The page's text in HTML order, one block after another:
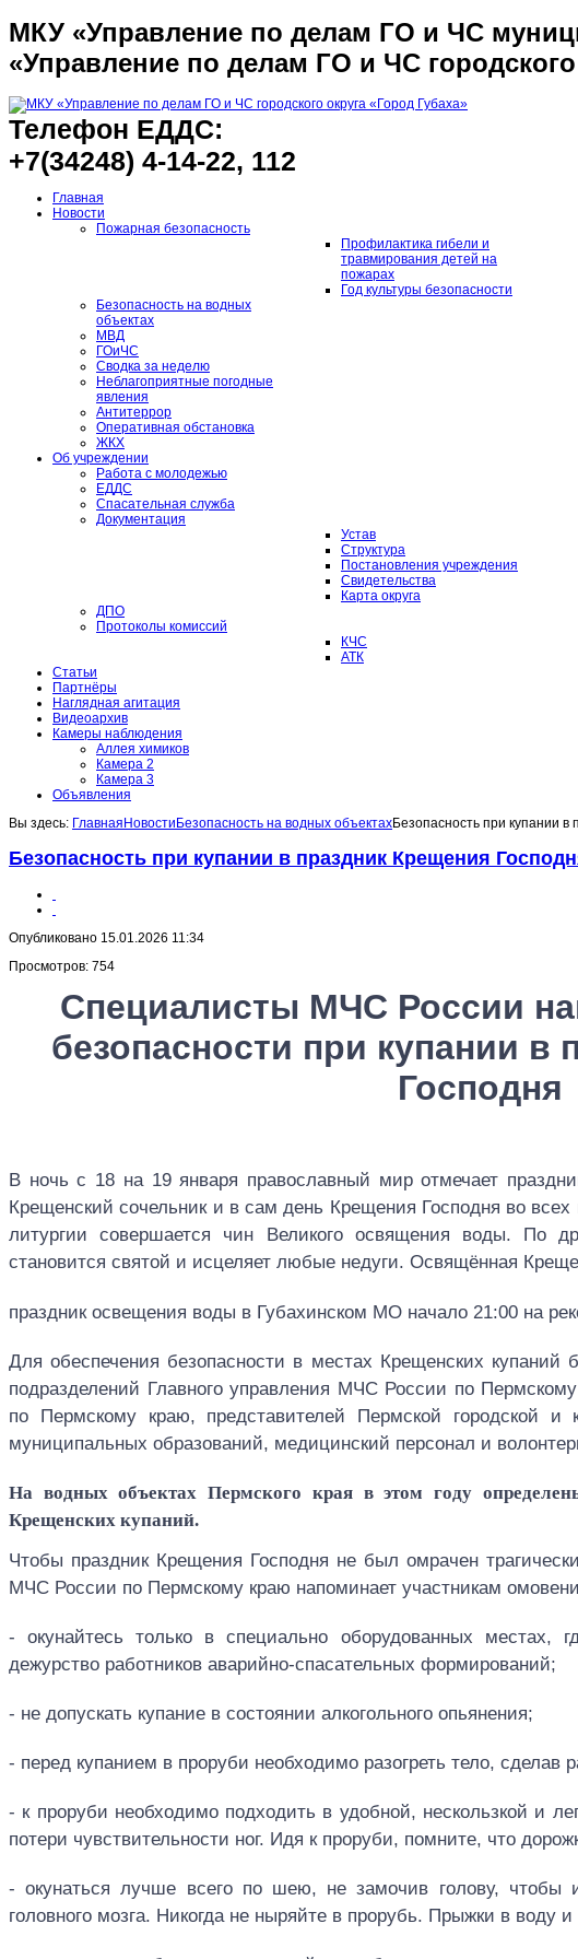
МКУ «Управление по делам ГО и ЧС
«Управление по делам ГО и ЧС городского
Телефон ЕДДС:
+7(34248) 4-14-22, 112
Главная
Новости
Пожарная безопасность
Профилактика гибели и
травмирования детей на
пожарах
Год культуры безопасности
Безопасность на водных
объектах
МВД
ГОиЧС
Сводка за неделю
Неблагоприятные погодные
явления
Антитеррор
Оперативная обстановка
ЖКХ
Об учреждении
Работа с молодежью
ЕДДС
Спасательная служба
Документация
Устав
Структура
Постановления учреждения
Свидетельства
Карта округа
ДПО
Протоколы комиссий
КЧС
АТК
Статьи
Партнёры
Наглядная агитация
Видеоархив
Камеры наблюдения
Аллея химиков
Камера 2
Камера 3
Объявления
Вы здесь: Главная Новости Безопасность на водных объектахБезопасность при купании
Безопасность при купании в праздник Крещения
Опубликовано 15.01.2026 11:34
Просмотров: 754
Специалисты МЧС России
безопасности при купании в
Господня
В ночь с 18 на 19 января православный мир отмечает
Крещенский сочельник и в сам день Крещения Господня во
литургии совершается чин Великого освящения воды. По
становится святой и исцеляет любые недуги. Освящённая
праздник освещения воды в Губахинском МО начало 21:00 на
Для обеспечения безопасности в местах Крещенских купаний
подразделений Главного управления МЧС России по
по Пермскому краю, представителей Пермской городской и
муниципальных образований, медицинский персонал и
На водных объектах Пермского края в этом году
Крещенских купаний.
Чтобы праздник Крещения Господня не был омрачен
МЧС России по Пермскому краю напоминает участникам
- окунайтесь только в специально оборудованных местах,
дежурство работников аварийно-спасательных формирований;
- не допускать купание в состоянии алкогольного опьянения;
- перед купанием в проруби необходимо разогреть тело, сделав
- к проруби необходимо подходить в удобной, нескользкой и
потери чувствительности ног. Идя к проруби, помните, что
- окунаться лучше всего по шею, не замочив голову, чтобы
головного мозга. Никогда не ныряйте в прорубь. Прыжки в воду